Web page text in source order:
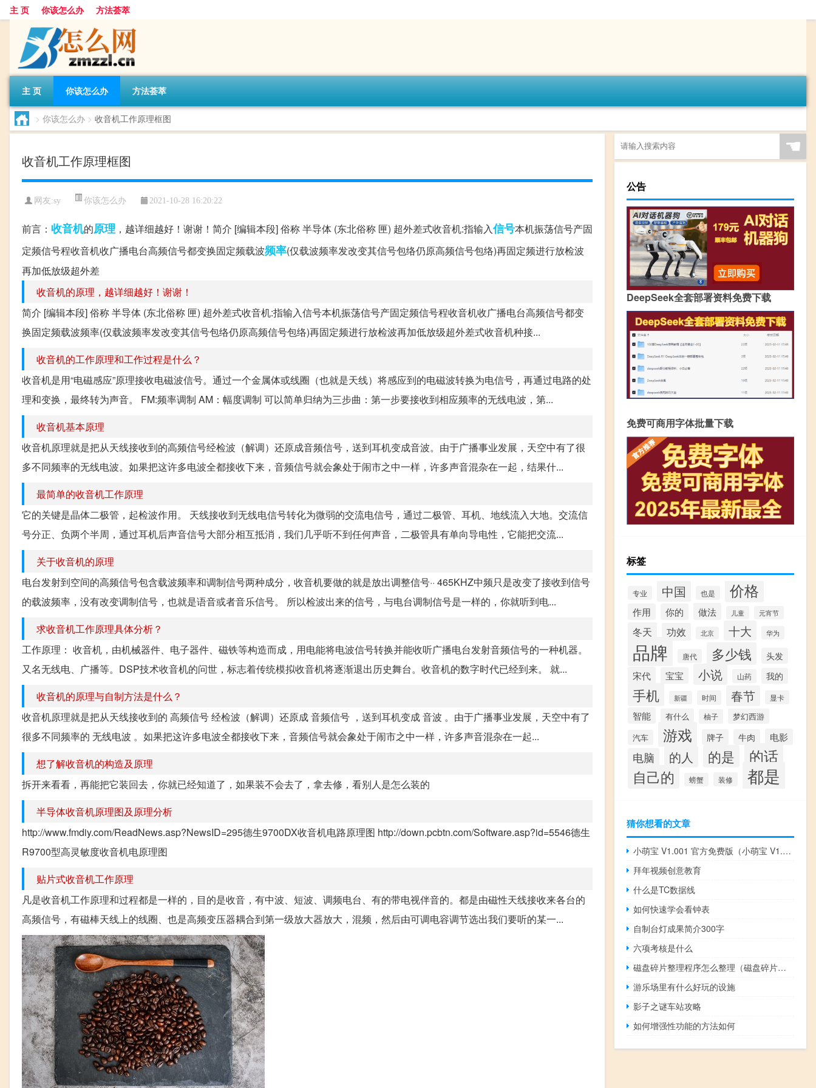
主 页 你该怎么办 方法荟萃
主 页 你该怎么办 方法荟萃
> 你该怎么办 > 收音机工作原理框图
收音机工作原理框图
网友:sy 你该怎么办 2021-10-28 16:20:22
前言： 收音机的原理 ，越详细越好！谢谢！简介 [编辑本段] 俗称 半导体 (东北俗称 匣) 超外差式收音机:指输入信号本机振荡信号产固
定频信号程收音机收广播电台高频信号都变换固定频载波频率(仅载波频率发改变其信号包络仍原高频信号包络)再固定频进行放检波
再加低放级超外差
收音机的原理，越详细越好！谢谢！
简介 [编辑本段] 俗称 半导体 (东北俗称 匣) 超外差式收音机:指输入信号本机振荡信号产固定频信号程收音机收广播电台高频信号都变
换固定频载波频率(仅载波频率发改变其信号包络仍原高频信号包络)再固定频进行放检波再加低放级超外差式收音机种接...
收音机的工作原理和工作过程是什么？
收音机是用“电磁感应”原理接收电磁波信号。通过一个金属体或线圈（也就是天线）将感应到的电磁波转换为电信号，再通过电路的处
理和变换，最终转为声音。 FM:频率调制 AM：幅度调制 可以简单归纳为三步曲：第一步要接收到相应频率的无线电波，第...
收音机基本原理
收音机原理就是把从天线接收到的高频信号经检波（解调）还原成音频信号，送到耳机变成音波。由于广播事业发展，天空中有了很
多不同频率的无线电波。如果把这许多电波全都接收下来，音频信号就会象处于闹市之中一样，许多声音混杂在一起，结果什...
最简单的收音机工作原理
它的关键是晶体二极管，起检波作用。 天线接收到无线电信号转化为微弱的交流电信号，通过二极管、耳机、地线流入大地。交流信
号分正、负两个半周，通过耳机后声音信号大部分相互抵消，我们几乎听不到任何声音，二极管具有单向导电性，它能把交流...
关于收音机的原理
电台发射到空间的高频信号包含载波频率和调制信号两种成分，收音机要做的就是放出调整信号·· 465KHZ中频只是改变了接收到信号
的载波频率，没有改变调制信号，也就是语音或者音乐信号。 所以检波出来的信号，与电台调制信号是一样的，你就听到电...
求收音机工作原理具体分析？
工作原理： 收音机，由机械器件、电子器件、磁铁等构造而成，用电能将电波信号转换并能收听广播电台发射音频信号的一种机器。
又名无线电、广播等。DSP技术收音机的问世，标志着传统模拟收音机将逐渐退出历史舞台。收音机的数字时代已经到来。 就...
收音机的原理与自制方法是什么？
收音机原理就是把从天线接收到的 高频信号 经检波（解调）还原成 音频信号 ，送到耳机变成 音波 。由于广播事业发展，天空中有了
很多不同频率的 无线电波 。如果把这许多电波全都接收下来，音频信号就会象处于闹市之中一样，许多声音混杂在一起...
想了解收音机的构造及原理
拆开来看看，再能把它装回去，你就已经知道了，如果装不会去了，拿去修，看别人是怎么装的
半导体收音机原理图及原理分析
http://www.fmdiy.com/ReadNews.asp?NewsID=295德生9700DX收音机电路原理图 http://down.pcbtn.com/Software.asp?id=5546德生
R9700型高灵敏度收音机电原理图
贴片式收音机工作原理
凡是收音机工作原理和过程都是一样的，目的是收音，有中波、短波、调频电台、有的带电视伴音的。都是由磁性天线接收来各台的
高频信号，有磁棒天线上的线圈、也是高频变压器耦合到第一级放大器放大，混频，然后由可调电容调节选出我们要听的某一...
☚
公告
DeepSeek全套部署资料免费下载
免费可商用字体批量下载
标签
专业 中国 也是 价格
作用 你的 做法 儿童 元宵节
冬天 功效 北京 十大 华为
品牌 唐代 多少钱 头发
宋代 宝宝 小说 山药 我的
手机 新疆 时间 春节 显卡
智能 有什么 柚子
梦幻西游
汽车
游戏 牌子 牛肉 电影
电脑 的人 的是 的话
自己的 螃蟹 装修 都是
猜你想看的文章
小萌宝 V1.001 官方免费版（小萌宝 V1.001 官方免费版功能简介）
拜年视频创意教育
什么是TC数据线
如何快速学会看钟表
自制台灯成果简介300字
六项考核是什么
磁盘碎片整理程序怎么整理（磁盘碎片整理程序）
游乐场里有什么好玩的设施
影子之谜车站攻略
如何增强性功能的方法如何